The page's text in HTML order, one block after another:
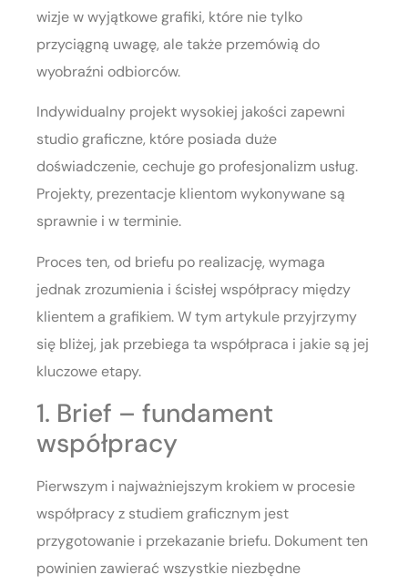
wizje w wyjątkowe grafiki, które nie tylko
przyciągną uwagę, ale także przemówią do
wyobraźni odbiorców.
Indywidualny projekt wysokiej jakości zapewni
studio graficzne, które posiada duże
doświadczenie, cechuje go profesjonalizm usług.
Projekty, prezentacje klientom wykonywane są
sprawnie i w terminie.
Proces ten, od briefu po realizację, wymaga
jednak zrozumienia i ścisłej współpracy między
klientem a grafikiem. W tym artykule przyjrzymy
się bliżej, jak przebiega ta współpraca i jakie są jej
kluczowe etapy.
1. Brief – fundament
współpracy
Pierwszym i najważniejszym krokiem w procesie
współpracy z studiem graficznym jest
przygotowanie i przekazanie briefu. Dokument ten
powinien zawierać wszystkie niezbędne